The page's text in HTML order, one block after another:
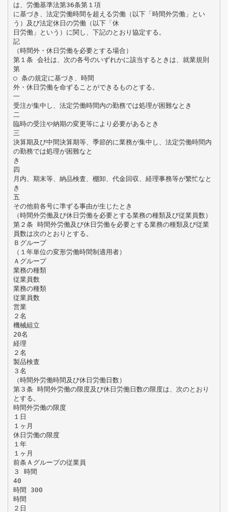
は、労働基準法第36条第１項
に基づき、法定労働時間を超える労働（以下「時間外労働」とい
う）及び法定休日の労働（以下「休
日労働」という）に関し、下記のとおり協定する。
記
（時間外・休日労働を必要とする場合）
第１条 会社は、次の各号のいずれかに該当するときは、就業規則
第
○ 条の規定に基づき、時間
外・休日労働を命ずることができるものとする。
一
受注が集中し、法定労働時間内の勤務では処理が困難なとき
二
臨時の受注や納期の変更等により必要があるとき
三
決算期及び中間決算期等、季節的に業務が集中し、法定労働時間内
の勤務では処理が困難なと
き
四
月内、期末等、納品検査、棚卸、代金回収、経理事務等が繁忙なと
き
五
その他前各号に準ずる事由が生じたとき
（時間外労働及び休日労働を必要とする業務の種類及び従業員数）
第２条 時間外労働及び休日労働を必要とする業務の種類及び従業
員数は次のとおりとする。
Ｂグループ
（１年単位の変形労働時間制適用者）
Ａグループ
業務の種類
従業員数
業務の種類
従業員数
営業
２名
機械組立
20名
経理
２名
製品検査
３名
（時間外労働時間及び休日労働日数）
第３条 時間外労働の限度及び休日労働日数の限度は、次のとおり
とする。
時間外労働の限度
１日
１ヶ月
休日労働の限度
１年
１ヶ月
前条Ａグループの従業員
３ 時間
40
時間 300
時間
２日